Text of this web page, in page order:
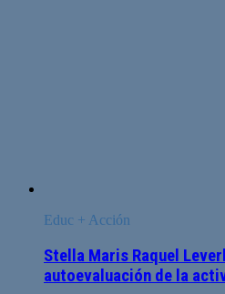
Educ + Acción
Stella Maris Raquel
autoevaluación de la